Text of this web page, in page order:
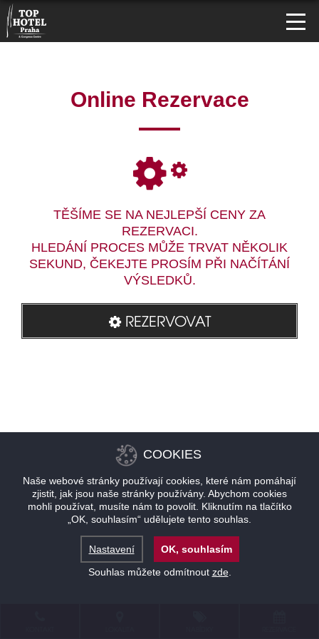
Online Rezervace
TĚŠÍME SE NA NEJLEPŠÍ CENY ZA
REZERVACI.
HLEDÁNÍ PROCES MŮŽE TRVAT NĚKOLIK
SEKUND, ČEKEJTE PROSÍM PŘI NAČÍTÁNÍ
VÝSLEDKŮ.
REZERVOVAT
COOKIES
Naše webové stránky používají cookies, které nám pomáhají
zjistit, jak jsou naše stránky používány. Abychom cookies
mohli používat, musíte nám to povolit. Kliknutím na tlačítko
„OK, souhlasím“ udělujete tento souhlas.
Nastavení
OK, souhlasím
Souhlas můžete odmítnout zde.